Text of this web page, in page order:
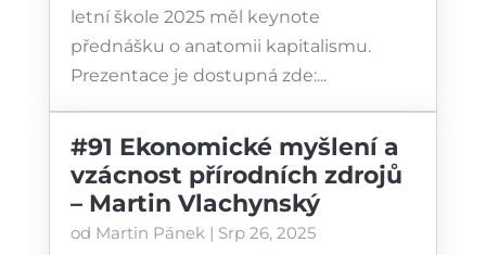
letní škole 2025 měl keynote
přednášku o anatomii kapitalismu.
Prezentace je dostupná zde:...
#91 Ekonomické myšlení a
vzácnost přírodních zdrojů
– Martin Vlachynský
od Martin Pánek| Srp 26, 2025